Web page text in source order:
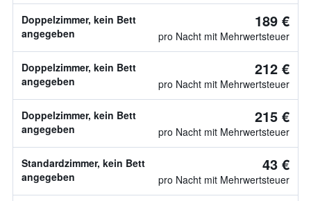
Doppelzimmer, kein Bett
angegeben
189 €
pro Nacht mit Mehrwertsteuer
Doppelzimmer, kein Bett
angegeben
212 €
pro Nacht mit Mehrwertsteuer
Doppelzimmer, kein Bett
angegeben
215 €
pro Nacht mit Mehrwertsteuer
Standardzimmer, kein Bett
angegeben
43 €
pro Nacht mit Mehrwertsteuer